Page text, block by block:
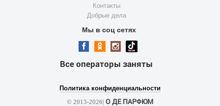
Контакты
Добрые дела
Мы в соц сетях
Все операторы заняты
Политика конфиденциальности
© 2013-2026| О ДЕ ПАРФЮМ